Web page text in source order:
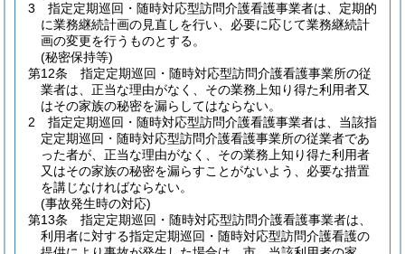
3
指定定期巡回・随時対応型訪問介護看護事業者は、定期的
に業務継続計画の見直しを行い、必要に応じて業務継続計
画の変更を行うものとする。
(秘密保持等)
第12条
指定定期巡回・随時対応型訪問介護看護事業所の従
業者は、正当な理由がなく、その業務上知り得た利用者又
はその家族の秘密を漏らしてはならない。
2
指定定期巡回・随時対応型訪問介護看護事業者は、当該指
定定期巡回・随時対応型訪問介護看護事業所の従業者であ
った者が、正当な理由がなく、その業務上知り得た利用者
又はその家族の秘密を漏らすことがないよう、必要な措置
を講じなければならない。
(事故発生時の対応)
第13条
指定定期巡回・随時対応型訪問介護看護事業者は、
利用者に対する指定定期巡回・随時対応型訪問介護看護の